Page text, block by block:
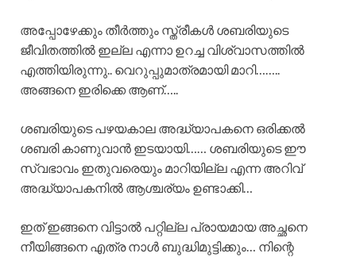
അപ്പോഴേക്കും തീർത്തും സ്ത്രീകൾ ശബരിയുടെ
ജീവിതത്തിൽ ഇല്ല എന്നാ ഉറച്ച വിശ്വാസത്തിൽ
എത്തിയിരുന്നു.. വെറുപ്പുമാത്രമായി മാറി……..
അങ്ങനെ ഇരിക്കെ ആണ്…..
ശബരിയുടെ പഴയകാല അദ്ധ്യാപകനെ ഒരിക്കൽ
ശബരി കാണുവാൻ ഇടയായി…… ശബരിയുടെ ഈ
സ്വഭാവം ഇതുവരെയും മാറിയില്ല എന്ന അറിവ്
അദ്ധ്യാപകനിൽ ആശ്ചര്യം ഉണ്ടാക്കി…
ഇത് ഇങ്ങനെ വിട്ടാൽ പറ്റില്ല പ്രായമായ അച്ഛനെ
നീയിങ്ങനെ എത്ര നാൾ ബുദ്ധിമുട്ടിക്കും… നിന്റെ